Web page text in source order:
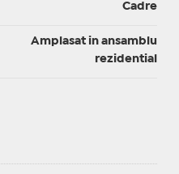
Cadre
Amplasat in ansamblu
rezidential